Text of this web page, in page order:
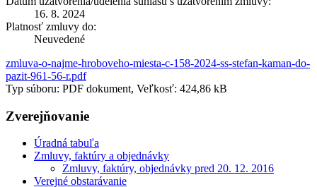
16. 8. 2024
Platnosť zmluvy do:
Neuvedené
zmluva-o-najme-hroboveho-miesta-c-158-2024-ss-stefan-kaman-do-
pazit-961-56-r.pdf
Typ súboru: PDF dokument, Veľkosť: 424,86 kB
Zverejňovanie
Úradná tabuľa
Zmluvy, faktúry a objednávky
Zmluvy, faktúry, objednávky pred 20. 12. 2016
Verejné obstarávanie